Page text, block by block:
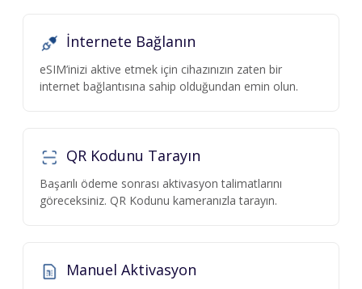
İnternete Bağlanın
eSIM’inizi aktive etmek için cihazınızın zaten bir
internet bağlantısına sahip olduğundan emin olun.
QR Kodunu Tarayın
Başarılı ödeme sonrası aktivasyon talimatlarını
göreceksiniz. QR Kodunu kameranızla tarayın.
Manuel Aktivasyon